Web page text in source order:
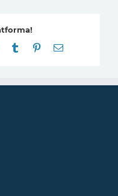
WhatsApp
Tumblr Pinterest
E-